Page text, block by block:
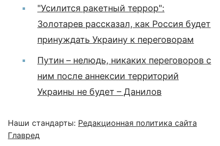
"Усилится ракетный террор":
Золотарев рассказал, как Россия будет
принуждать Украину к переговорам
Путин – нелюдь, никаких переговоров с
ним после аннексии территорий
Украины не будет – Данилов
Наши стандарты: Редакционная политика сайта
Главред